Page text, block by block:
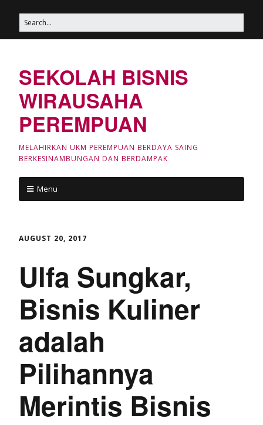
SEKOLAH BISNIS
WIRAUSAHA
PEREMPUAN
MELAHIRKAN UKM PEREMPUAN BERDAYA SAING
BERKESINAMBUNGAN DAN BERDAMPAK
Menu
AUGUST 20, 2017
Ulfa Sungkar,
Bisnis Kuliner
adalah
Pilihannya
Merintis Bisnis